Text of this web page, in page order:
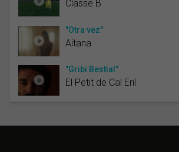
Classe B
"Otra vez"
Aitana
"Gribi Bestial"
El Petit de Cal Eril